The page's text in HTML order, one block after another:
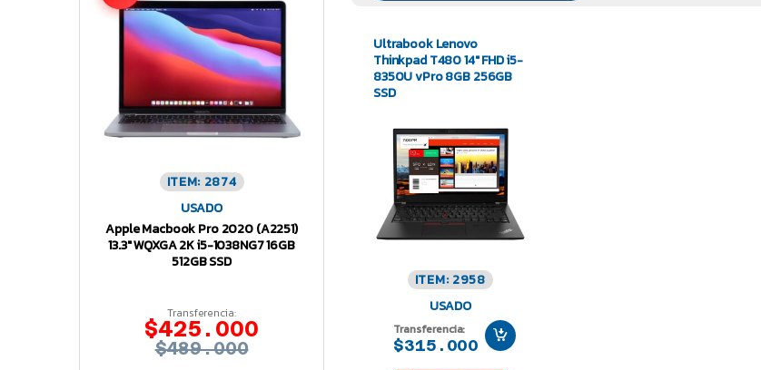
Ultrabook Lenovo
Thinkpad T480 14″ FHD i5-
8350U vPro 8GB 256GB
SSD
ITEM: 2958
USADO
Transferencia:
$315.000
ITEM: 2874
USADO
Apple Macbook Pro 2020 (A2251)
13.3″ WQXGA 2K i5-1038NG7 16GB
512GB SSD
Transferencia:
$425.000
$489.000